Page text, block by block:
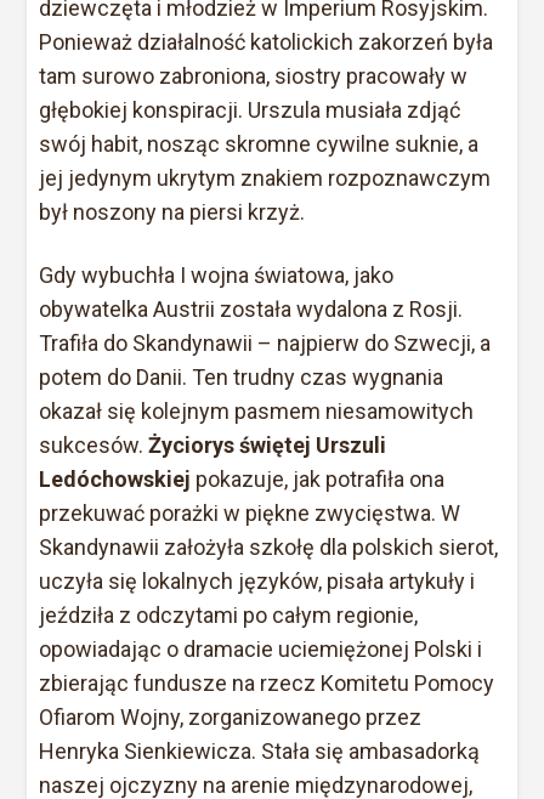
dziewczęta i młodzież w Imperium Rosyjskim.
Ponieważ działalność katolickich zakorzeń była
tam surowo zabroniona, siostry pracowały w
głębokiej konspiracji. Urszula musiała zdjąć
swój habit, nosząc skromne cywilne suknie, a
jej jedynym ukrytym znakiem rozpoznawczym
był noszony na piersi krzyż.
Gdy wybuchła I wojna światowa, jako
obywatelka Austrii została wydalona z Rosji.
Trafiła do Skandynawii – najpierw do Szwecji, a
potem do Danii. Ten trudny czas wygnania
okazał się kolejnym pasmem niesamowitych
sukcesów.Życiorys świętej Urszuli
Ledóchowskiej pokazuje, jak potrafiła ona
przekuwać porażki w piękne zwycięstwa. W
Skandynawii założyła szkołę dla polskich sierot,
uczyła się lokalnych języków, pisała artykuły i
jeździła z odczytami po całym regionie,
opowiadając o dramacie uciemiężonej Polski i
zbierając fundusze na rzecz Komitetu Pomocy
Ofiarom Wojny, zorganizowanego przez
Henryka Sienkiewicza. Stała się ambasadorką
naszej ojczyzny na arenie międzynarodowej,